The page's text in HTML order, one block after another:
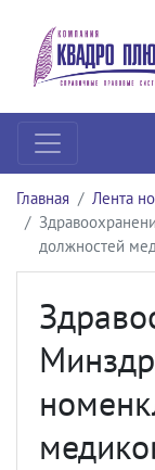
Главная
Лента
должностей